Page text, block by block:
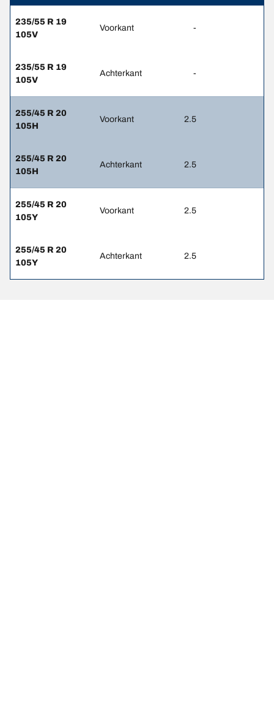
235/55 R 19
105V
Voorkant -
235/55 R 19
105V
Achterkant -
255/45 R 20
105H
Voorkant 2.5
255/45 R 20
105H
Achterkant 2.5
255/45 R 20
105Y
Voorkant 2.5
255/45 R 20
105Y
Achterkant 2.5